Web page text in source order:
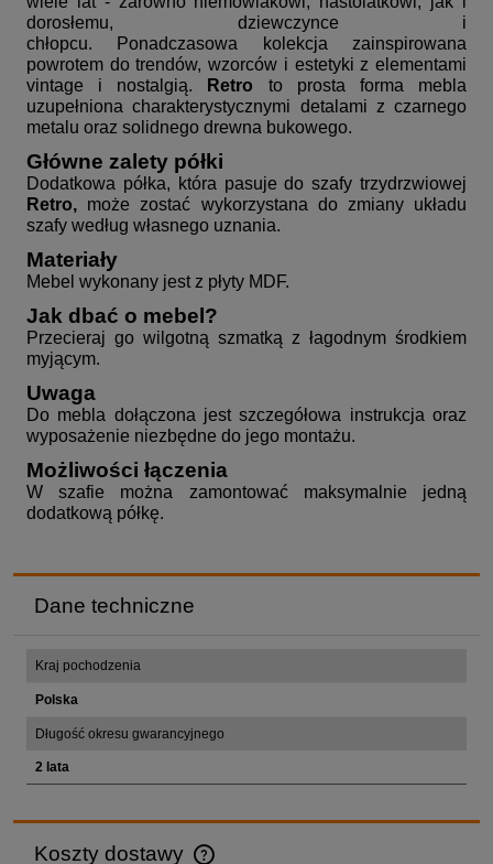
dorosłemu, dziewczynce i
chłopcu. Ponadczasowa kolekcja zainspirowana
powrotem do trendów, wzorców i estetyki z elementami
vintage i nostalgią.
Retro to prosta forma mebla
uzupełniona charakterystycznymi detalami z czarnego
metalu oraz solidnego drewna bukowego.
Główne zalety półki
Dodatkowa półka, która pasuje do szafy trzydrzwiowej
Retro, może zostać wykorzystana do zmiany układu
szafy według własnego uznania.
Materiały
Mebel wykonany jest z płyty MDF.
Jak dbać o mebel?
Przecieraj go wilgotną szmatką z łagodnym środkiem
myjącym.
Uwaga
Do mebla dołączona jest szczegółowa instrukcja oraz
wyposażenie niezbędne do jego montażu.
Możliwości łączenia
W szafie można zamontować maksymalnie jedną
dodatkową półkę.
Dane techniczne
Kraj pochodzenia
Polska
Długość okresu gwarancyjnego
2 lata
Koszty dostawy